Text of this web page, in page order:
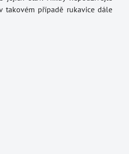
takovém případě rukavice dále